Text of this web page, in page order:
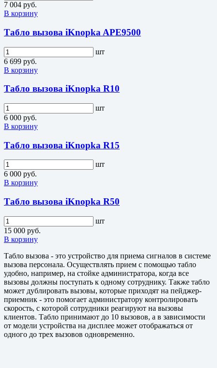
7 004 руб.
В корзину
Табло вызова iKnopka APE9500
шт
6 699 руб.
В корзину
Табло вызова iKnopka R10
шт
6 000 руб.
В корзину
Табло вызова iKnopka R15
шт
6 000 руб.
В корзину
Табло вызова iKnopka R50
шт
15 000 руб.
В корзину
Табло вызова - это устройство для приема сигналов в системе
вызова персонала. Осуществлять прием с помощью табло
удобно, например, на стойке администратора, когда все
вызовы должны поступать к одному сотруднику. Также табло
может дублировать вызовы, которые приходят на пейджер-
приемник - это помогает администратору контролировать
скорость, с которой сотрудники реагируют на вызовы
клиентов. Табло принимают до 10 вызовов, а в зависимости
от модели устройства на дисплее может отображаться от
одного до трех вызовов одновременно.